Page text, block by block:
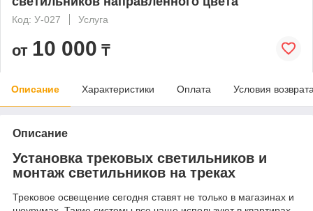
Код: У-027 Услуга
от 10 000 ₸
Описание Характеристики Оплата Условия
Описание
Установка трековых светильников и
монтаж светильников на треках
Трековое освещение сегодня ставят не только в магазинах и